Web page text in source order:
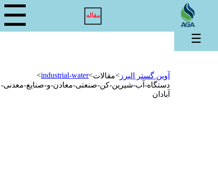
مقاله ☰
آوین گستر البرز >مقالات>
industrial-water
>
دستگاه-آب-شیرین-کن-صنعتی-معادن-و-صنایع-معدنی-
آبادان
☰